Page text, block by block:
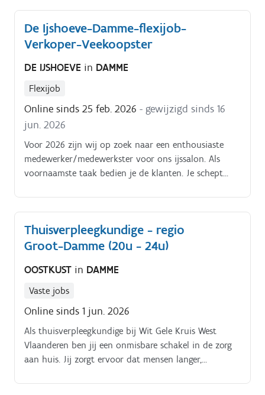
De Ijshoeve-Damme-flexijob-
Verkoper-Veekoopster
DE IJSHOEVE in DAMME
Flexijob
Online sinds 25 feb. 2026 - gewijzigd sinds 16
jun. 2026
Voor 2026 zijn wij op zoek naar een enthousiaste
medewerker/medewerkster voor ons ijssalon. Als
voornaamste taak bedien je de klanten. Je schept
voorbereidingen, het aanvullen en bijhouden van de
producten als ook het onderhouden van de
werkomgeving De algemene hygiënevoorschriften zijn
toepassen bij ons op de werkvloer Je staat
voortdurend in contact met de klanten, dus zorg je
glimlach.
Thuisverpleegkundige - regio
Groot-Damme (20u - 24u)
OOSTKUST in DAMME
Vaste jobs
Online sinds 1 jun. 2026
Als thuisverpleegkundige bij Wit Gele Kruis West
Vlaanderen ben jij een onmisbare schakel in de zorg
aan huis. Jij zorgt ervoor dat mensen langer,
thuisomgeving kunnen blijven wonen Samen met